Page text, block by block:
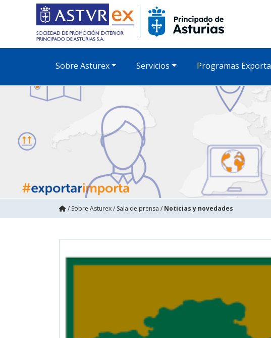
Sobre Asturex Servicios Programas Exporta
/ Sobre Asturex/ Sala de prensa / Noticias y novedades